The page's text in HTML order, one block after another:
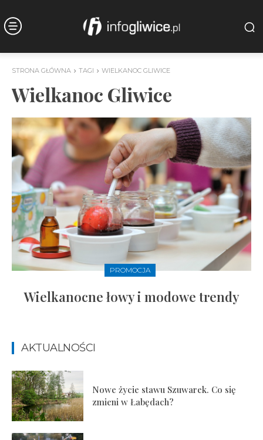
STRONA GŁÓWNA TAGI WIELKANOC GLIWICE
Wielkanoc Gliwice
PROMOCJA
Wielkanocne łowy i modowe trendy
AKTUALNOŚCI
Nowe życie stawu Szuwarek. Co się
zmieni w Łabędach?